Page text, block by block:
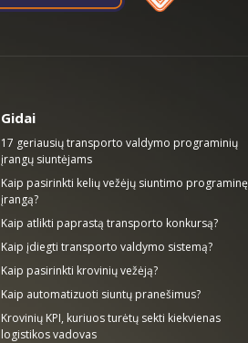
Gidai
17 geriausių transporto valdymo programinių
įrangų siuntėjams
Kaip pasirinkti kelių vežėjų siuntimo programinę
įrangą?
Kaip atlikti paprastą transporto konkursą?
Kaip įdiegti transporto valdymo sistemą?
Kaip pasirinkti krovinių vežėją?
Kaip automatizuoti siuntų pranešimus?
Krovinių KPI, kuriuos turėtų sekti kiekvienas
logistikos vadovas